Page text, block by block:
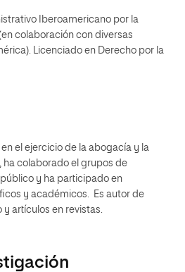
Iberoamericano por la
colaboración con diversas
Licenciado en Derecho por la
el ejercicio de la abogacía y la
ha colaborado el grupos de
y ha participado en
y académicos. Es autor de
artículos en revistas.